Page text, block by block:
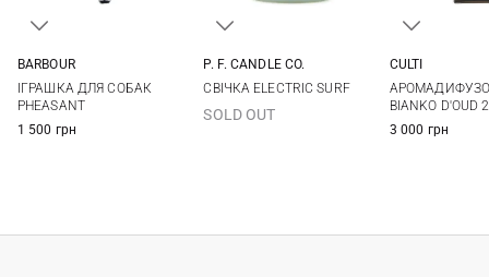
BARBOUR
ІГРАШКА ДЛЯ СОБАК
PHEASANT
1 500 грн
P. F. CANDLE CO.
СВІЧКА ELECTRIC SURF
SOLD OUT
CULTI
BIANKO D'OUD
3 000 грн